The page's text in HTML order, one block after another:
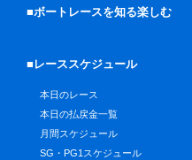
■ボートレースを知る楽しむ
■レーススケジュール
本日のレース
本日の払戻金一覧
月間スケジュール
SG・PG1スケジュール